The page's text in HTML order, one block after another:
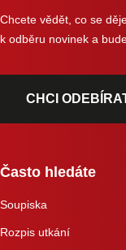
Chcete vědět, co se
k odběru novinek a
CHCI
Často hledáte
Soupiska
Rozpis utkání